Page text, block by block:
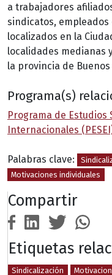
a trabajadores
sindicatos,
localizados en la
localidades medianas
la provincia de Buenos
Programa(s)
Programa de Estudios
Internacionales
Palabras clave:
Motivaciones individuales
Compartir
Etiquetas
Sindicalización